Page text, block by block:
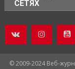
СЕТЯХ
© 2009-2024 Веб-